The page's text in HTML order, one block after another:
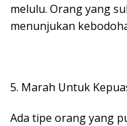
melulu. Orang yang
menunjukan
5. Marah Untuk
Ada tipe orang yang